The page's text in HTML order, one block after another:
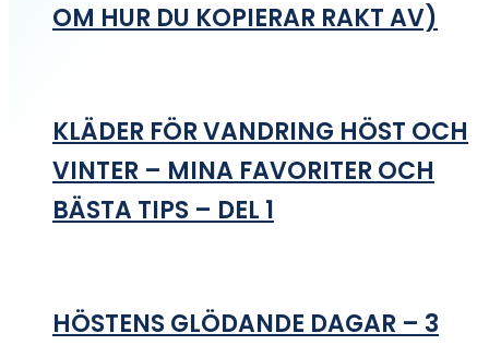
OM HUR DU KOPIERAR RAKT AV)
KLÄDER FÖR VANDRING HÖST OCH
VINTER – MINA FAVORITER OCH
BÄSTA TIPS – DEL 1
HÖSTENS GLÖDANDE DAGAR – 3